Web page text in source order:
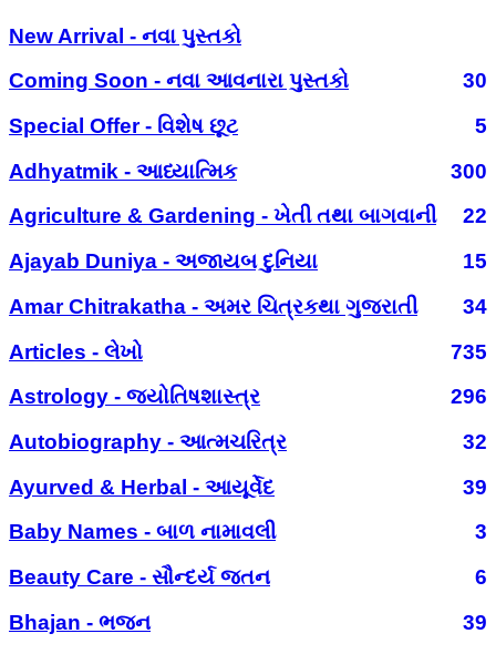
New Arrival - નવા પુસ્તકો
Coming Soon - નવા આવનારા પુસ્તકો
30
Special Offer - વિશેષ છૂટ
5
Adhyatmik - આધ્યાત્મિક
300
Agriculture & Gardening - ખેતી તથા બાગવાની
22
Ajayab Duniya - અજાયબ દુનિયા
15
Amar Chitrakatha - અમર ચિત્રકથા ગુજરાતી
34
Articles - લેખો
735
Astrology - જ્યોતિષશાસ્ત્ર
296
Autobiography - આત્મચરિત્ર
32
Ayurved & Herbal - આયૂર્વેદ
39
Baby Names - બાળ નામાવલી
3
Beauty Care - સૌન્દર્ય જતન
6
Bhajan - ભજન
39